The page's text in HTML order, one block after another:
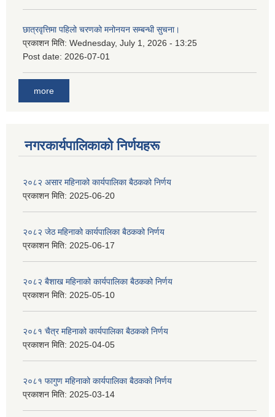
छात्रवृत्तिमा पहिलो चरणको मनोनयन सम्बन्धी सुचना।
प्रकाशन मिति: Wednesday, July 1, 2026 - 13:25
Post date: 2026-07-01
more
नगरकार्यपालिकाकाे निर्णयहरू
२०८२ असार महिनाको कार्यपालिका बैठकको निर्णय
प्रकाशन मिति: 2025-06-20
२०८२ जेठ महिनाको कार्यपालिका बैठकको निर्णय
प्रकाशन मिति: 2025-06-17
२०८२ बैशाख महिनाको कार्यपालिका बैठकको निर्णय
प्रकाशन मिति: 2025-05-10
२०८१ चैत्र महिनाको कार्यपालिका बैठकको निर्णय
प्रकाशन मिति: 2025-04-05
२०८१ फागुण महिनाको कार्यपालिका बैठकको निर्णय
प्रकाशन मिति: 2025-03-14